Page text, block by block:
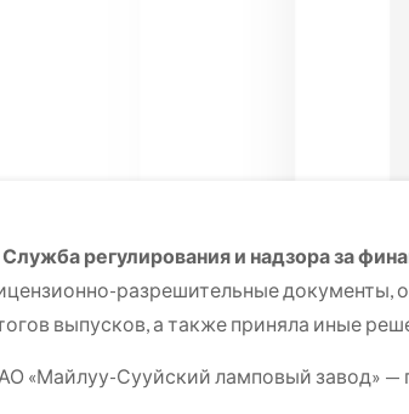
Служба регулирования и надзора за
разрешительные документы,
выпусков, а также приняла иные
«Майлуу-Сууйский ламповый завод» —